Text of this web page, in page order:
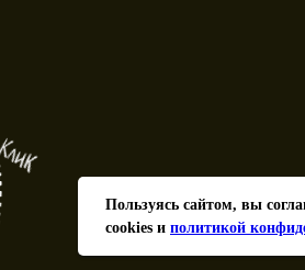
Пользуясь сайтом, вы
cookies и политикой